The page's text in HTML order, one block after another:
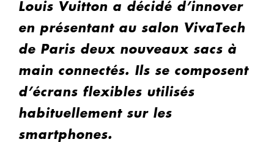
Louis Vuitton a décidé d’innover
en présentant au salon VivaTech
de Paris deux nouveaux sacs à
main connectés. Ils se composent
d’écrans flexibles utilisés
habituellement sur les
smartphones.